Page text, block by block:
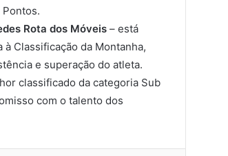
Pontos.
Rota dos Móveis – está
à Classificação da Montanha,
e superação do atleta.
classificado da categoria Sub
com o talento dos